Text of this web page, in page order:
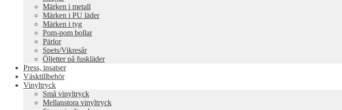
Märken i metall
Märken i PU läder
Märken i tyg
Pom-pom bollar
Pärlor
Spets/Vikresår
Öljetter på fuskläder
Press, insatser
Väsktillbehör
Vinyltryck
Små vinyltryck
Mellanstora vinyltryck